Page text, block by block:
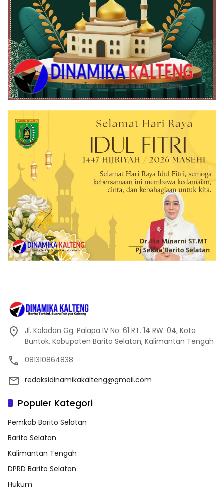
Jl. Kaladan Gg. Palapa IV No. 61 RT. 14 RW. 04, Kota
Buntok, Kabupaten Barito Selatan, Kalimantan Tengah
081310864838
redaksidinamikakalteng@gmail.com
Populer Kategori
Pemkab Barito Selatan
Barito Selatan
Kalimantan Tengah
DPRD Barito Selatan
Hukum